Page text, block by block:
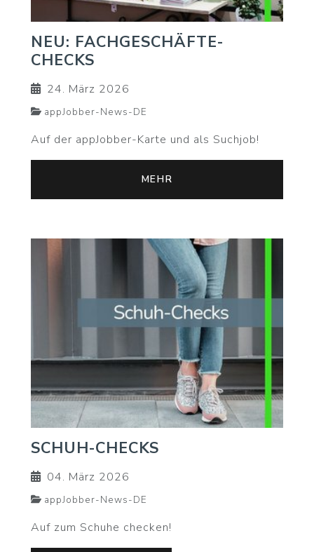
NEU: FACHGESCHÄFTE-
CHECKS
24. März 2026
appJobber-News-DE
Auf der appJobber-Karte und als Suchjob!
MEHR
SCHUH-CHECKS
04. März 2026
appJobber-News-DE
Auf zum Schuhe checken!